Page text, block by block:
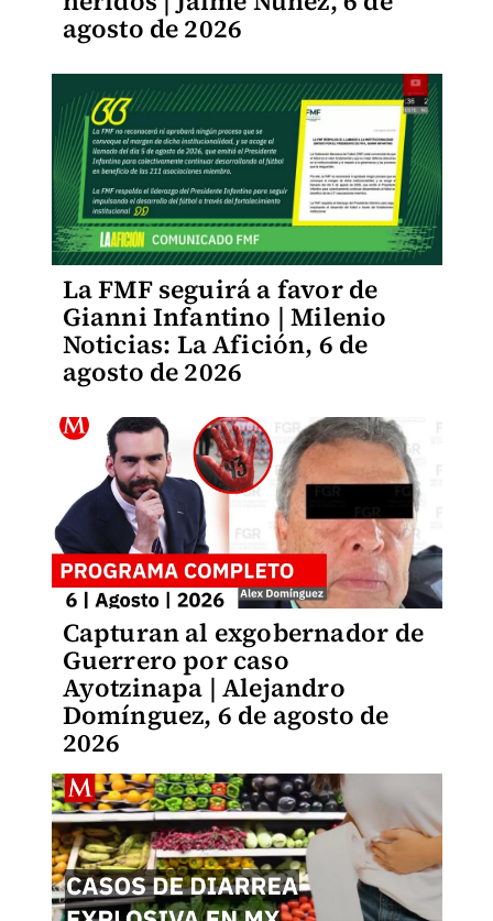
agosto de 2026
La FMF seguirá a favor de
Gianni Infantino | Milenio
Noticias: La Afición, 6 de
agosto de 2026
Capturan al exgobernador de
Guerrero por caso
Ayotzinapa | Alejandro
Domínguez, 6 de agosto de
2026